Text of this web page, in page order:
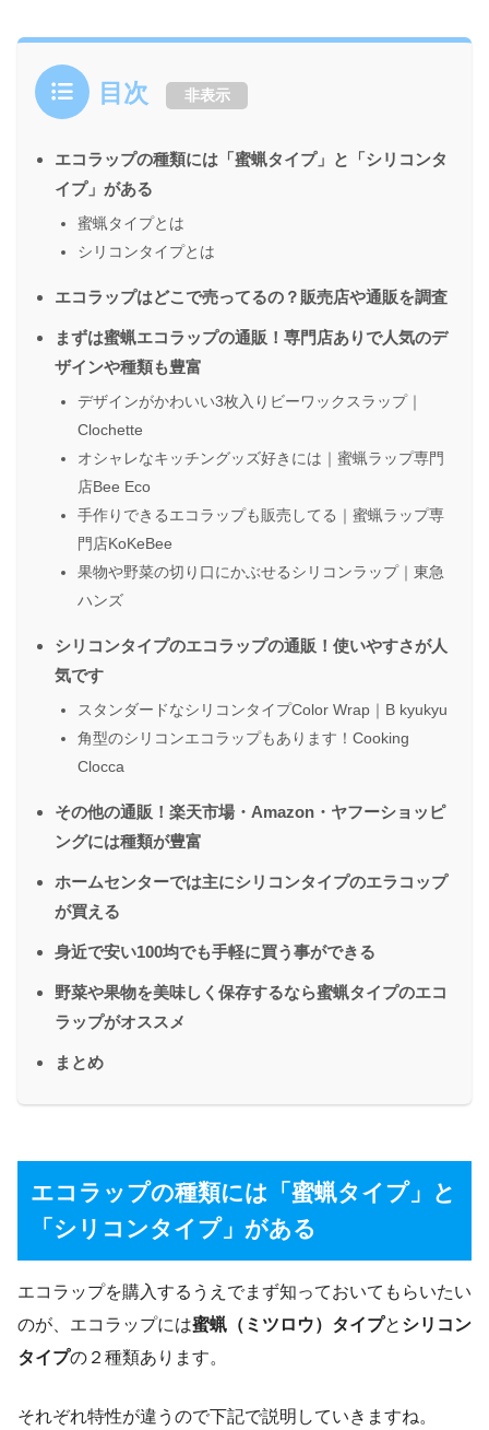
目次 非表示
エコラップの種類には「蜜蝋タイプ」と「シリコンタ
イプ」がある
蜜蝋タイプとは
シリコンタイプとは
エコラップはどこで売ってるの？販売店や通販を調査
まずは蜜蝋エコラップの通販！専門店ありで人気のデ
ザインや種類も豊富
デザインがかわいい3枚入りビーワックスラップ｜
Clochette
オシャレなキッチングッズ好きには｜蜜蝋ラップ専門
店Bee Eco
手作りできるエコラップも販売してる｜蜜蝋ラップ専
門店KoKeBee
果物や野菜の切り口にかぶせるシリコンラップ｜東急
ハンズ
シリコンタイプのエコラップの通販！使いやすさが人
気です
スタンダードなシリコンタイプColor Wrap｜B kyukyu
角型のシリコンエコラップもあります！Cooking
Clocca
その他の通販！楽天市場・Amazon・ヤフーショッピ
ングには種類が豊富
ホームセンターでは主にシリコンタイプのエラコップ
が買える
身近で安い100均でも手軽に買う事ができる
野菜や果物を美味しく保存するなら蜜蝋タイプのエコ
ラップがオススメ
まとめ
エコラップの種類には「蜜蝋タイプ」と
「シリコンタイプ」がある
エコラップを購入するうえでまず知っておいてもらいたい
のが、エコラップには蜜蝋（ミツロウ）タイプと シリコン
タイプの２種類あります。
それぞれ特性が違うので下記で説明していきますね。